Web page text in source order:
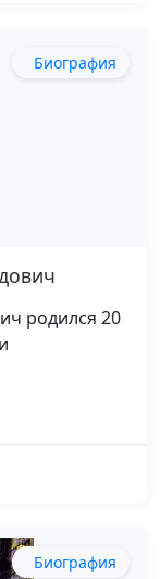
Биография
родился 20
Биография